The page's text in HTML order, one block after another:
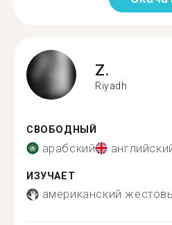
Z.
Riyadh
СВОБОДНЫЙ
арабский
ИЗУЧАЕТ
американский